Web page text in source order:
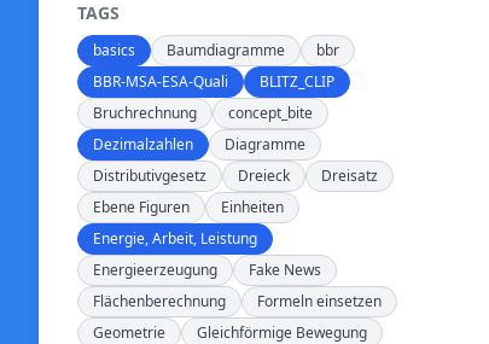
TAGS
basics Baumdiagramme
bbr
BBR-MSA-ESA-Quali
BLITZ_CLIP
Bruchrechnung
concept_bite
Dezimalzahlen
Diagramme
Distributivgesetz
Dreieck
Dreisatz
Ebene Figuren
Einheiten
Energie, Arbeit, Leistung
Energieerzeugung
Fake News
Flächenberechnung
Formeln einsetzen
Geometrie
Gleichförmige Bewegung